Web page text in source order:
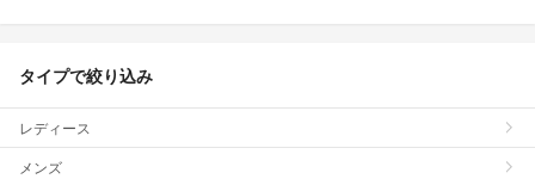
タイプで絞り込み
レディース
メンズ